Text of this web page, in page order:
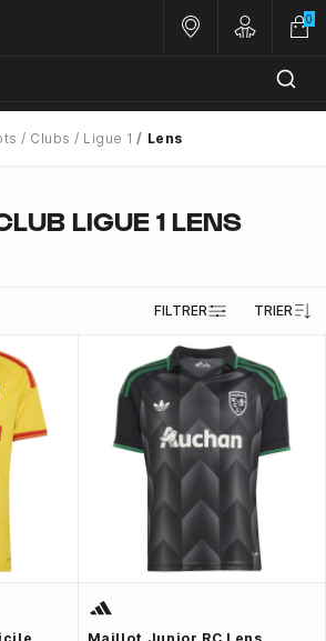
Nos magasins
Customer
0
Clubs Ligue 1 Lens
LIGUE 1 LENS
FILTRER TRIER